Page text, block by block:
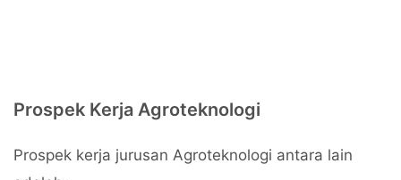
Prospek Kerja Agroteknologi
Prospek kerja jurusan Agroteknologi antara lain